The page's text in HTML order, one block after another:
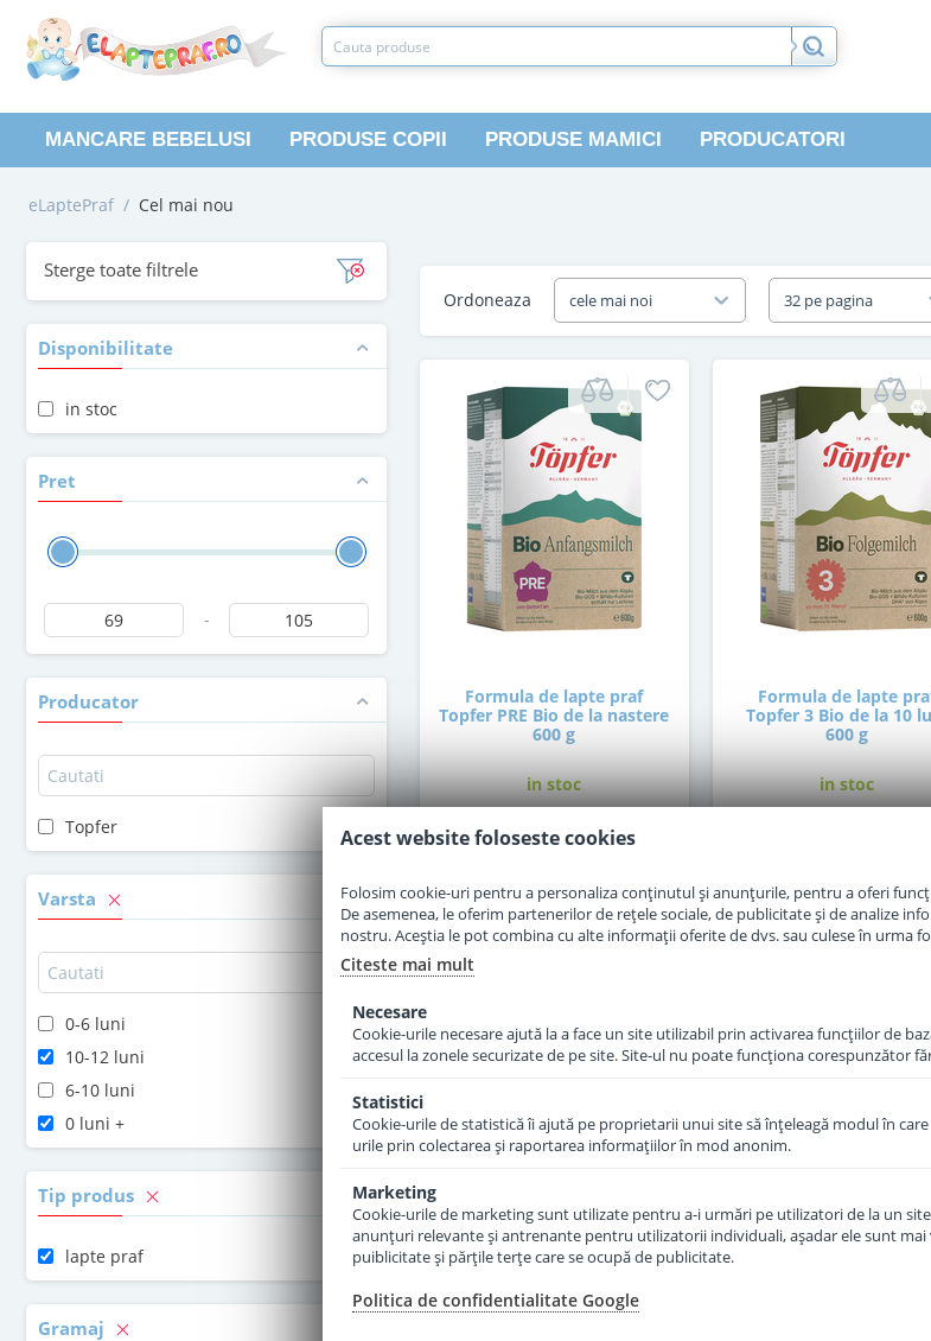
MANCARE BEBELUSI PRODUSE COPII PRODUSE MAMICI PRODUCATORI
eLaptePraf / Cel mai nou
Sterge toate filtrele
Disponibilitate
in stoc
Pret
-
Producator
Topfer
Varsta
0-6 luni
10-12 luni
6-10 luni
0 luni +
Tip produs
lapte praf
Gramaj
Ordoneaza cele mai noi 32 pe pagina
Formula de lapte praf
Topfer PRE Bio de la nastere
600 g
in stoc
Adauga in cos
Formula de lapte
Topfer 3 Bio de la 10
600 g
in stoc
Adauga in
Acest website foloseste cookies
Folosim cookie-uri pentru a personaliza conținutul și anunțurile, pentru a oferi
De asemenea, le oferim partenerilor de rețele sociale, de publicitate și de analize
nostru. Aceștia le pot combina cu alte informații oferite de dvs. sau culese în urma
Citeste mai mult
Necesare
Cookie-urile necesare ajută la a face un site utilizabil prin activarea funcţiilor de
accesul la zonele securizate de pe site. Site-ul nu poate funcţiona corespunzător
Statistici
Cookie-urile de statistică îi ajută pe proprietarii unui site să înţeleagă modul în
urile prin colectarea şi raportarea informaţiilor în mod anonim.
Marketing
Cookie-urile de marketing sunt utilizate pentru a-i urmări pe utilizatori de la un
anunţuri relevante şi antrenante pentru utilizatorii individuali, aşadar ele sunt
puiblicitate şi părţile terţe care se ocupă de publicitate.
Politica de confidentialitate Google